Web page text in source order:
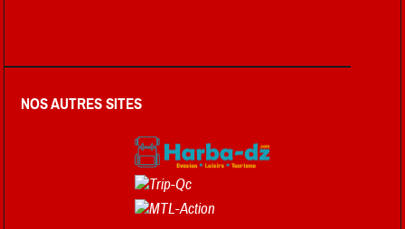
NOS AUTRES SITES